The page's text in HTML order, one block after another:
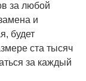
за любой
и
будет
ста тысяч
за каждый